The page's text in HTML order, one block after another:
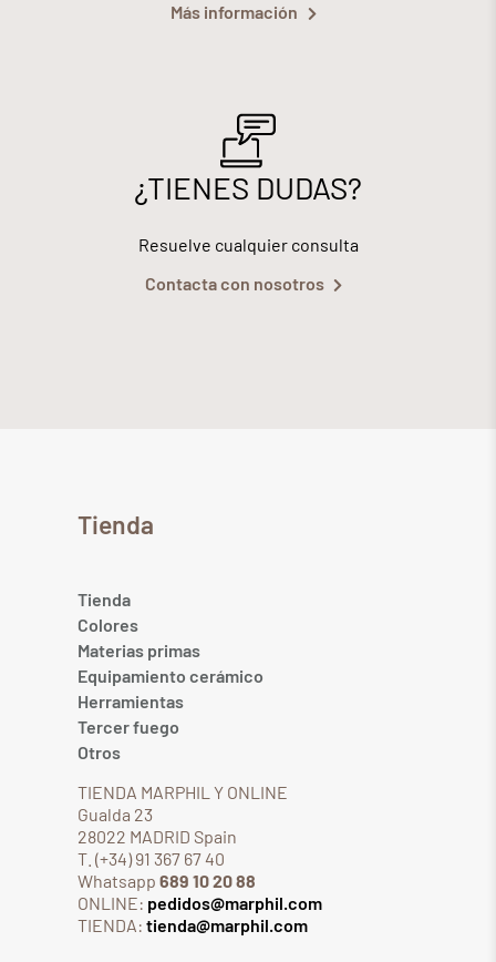
Más información
¿TIENES DUDAS?
Resuelve cualquier consulta
Contacta con nosotros
Tienda
Tienda
Colores
Materias primas
Equipamiento cerámico
Herramientas
Tercer fuego
Otros
TIENDA MARPHIL Y ONLINE
Gualda 23
28022 MADRID Spain
T. (+34) 91 367 67 40
Whatsapp 689 10 20 88
ONLINE: pedidos@marphil.com
TIENDA: tienda@marphil.com